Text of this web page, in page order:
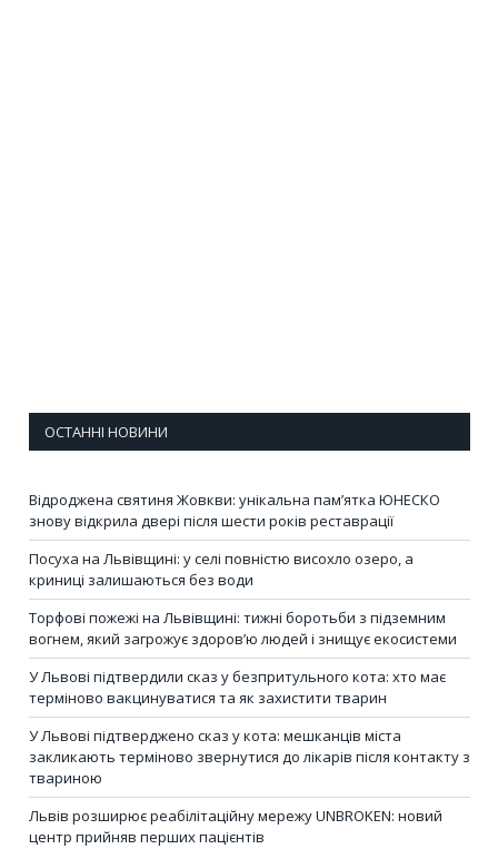
ОСТАННІ НОВИНИ
Відроджена святиня Жовкви: унікальна пам’ятка ЮНЕСКО
знову відкрила двері після шести років реставрації
Посуха на Львівщині: у селі повністю висохло озеро, а
криниці залишаються без води
Торфові пожежі на Львівщині: тижні боротьби з підземним
вогнем, який загрожує здоров’ю людей і знищує екосистеми
У Львові підтвердили сказ у безпритульного кота: хто має
терміново вакцинуватися та як захистити тварин
У Львові підтверджено сказ у кота: мешканців міста
закликають терміново звернутися до лікарів після контакту з
твариною
Львів розширює реабілітаційну мережу UNBROKEN: новий
центр прийняв перших пацієнтів